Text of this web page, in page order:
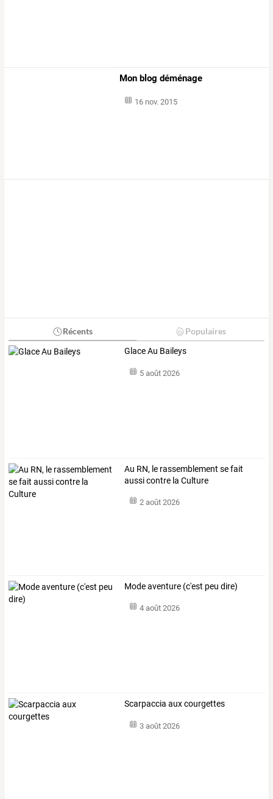
Mon blog déménage
16 nov. 2015
Récents Populaires
Glace Au Baileys
5 août 2026
Au RN, le rassemblement se fait
aussi contre la Culture
2 août 2026
Mode aventure (c'est peu dire)
4 août 2026
Scarpaccia aux courgettes
3 août 2026